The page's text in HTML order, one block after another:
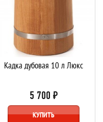
Кадка дубовая 10 л Люкс
5 700 ₽
КУПИТЬ